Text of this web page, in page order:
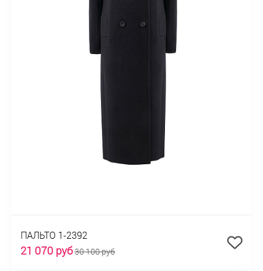
ПАЛЬТО 1-2392
21 070 руб30 100 руб